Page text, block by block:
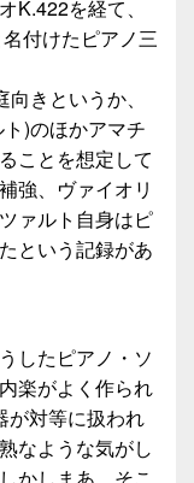
K.422を経て、
付けたピアノ三
きというか、
)のほかアマチ
ことを想定して
強、ヴァイオリ
ァルト自身はピ
という記録があ
したピアノ・ソ
楽がよく作られ
が対等に扱われ
なような気がし